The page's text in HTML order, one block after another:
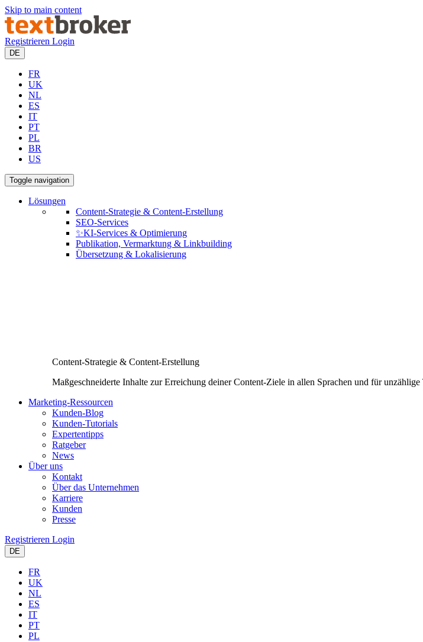
Skip to main content
Registrieren Login
DE
FR
UK
NL
ES
IT
PT
PL
BR
US
Toggle navigation
Lösungen
Content-Strategie & Content-Erstellung
SEO-Services
✨KI-Services & Optimierung
Publikation, Vermarktung & Linkbuilding
Übersetzung & Lokalisierung
Content-Strategie & Content-Erstellung
Maßgeschneiderte Inhalte zur Erreichung deiner Content-Ziele in allen Sprachen und für unzählige
Marketing-Ressourcen
Kunden-Blog
Kunden-Tutorials
Expertentipps
Ratgeber
News
Über uns
Kontakt
Über das Unternehmen
Karriere
Kunden
Presse
Registrieren Login
DE
FR
UK
NL
ES
IT
PT
PL